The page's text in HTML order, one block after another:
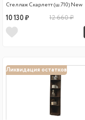
Стеллаж Скарлетт (ш.710) New
10 130 ₽ 12 660 ₽
Ликвидация остатков